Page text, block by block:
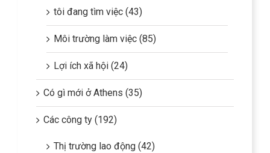
tôi đang tìm việc (43)
Môi trường làm việc (85)
Lợi ích xã hội (24)
Có gì mới ở Athens (35)
Các công ty (192)
Thị trường lao động (42)